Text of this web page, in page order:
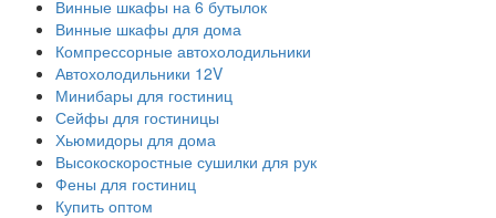
Винные шкафы на 6 бутылок
Винные шкафы для дома
Компрессорные автохолодильники
Автохолодильники 12V
Минибары для гостиниц
Сейфы для гостиницы
Хьюмидоры для дома
Высокоскоростные сушилки для рук
Фены для гостиниц
Купить оптом